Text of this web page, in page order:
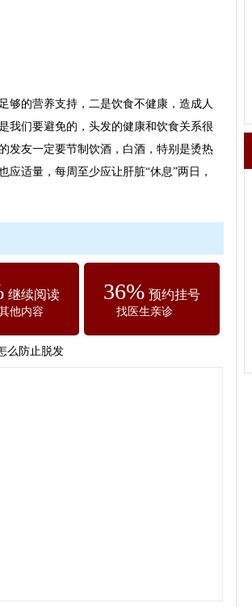
的营养支持，二是饮食不健康，造成人
我们要避免的，头发的健康和饮食关系很
发友一定要节制饮酒，白酒，特别是烫热
适量，每周至少应让肝脏“休息”两日，
继续阅读
他内容
36% 预约挂号
找医生亲诊
么防止脱发